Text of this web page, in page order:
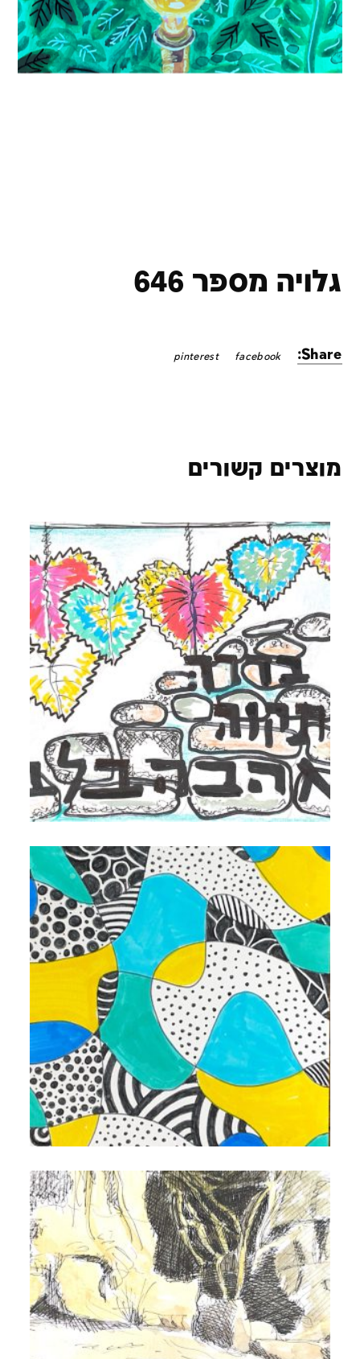
גלויה מספר 646
Share:
facebook
pinterest
מוצרים קשורים